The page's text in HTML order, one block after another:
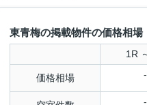
東青梅の掲載物件の価格相場
1R
価格相場 -
-